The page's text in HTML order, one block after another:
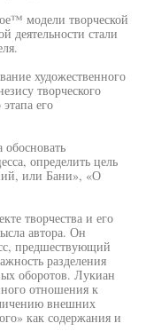
модели творческой
деятельности стали
художественного
творческого
его
определить цель
или Бани», «О
творчества и его
автора. Он
предшествующий
разделения
оборотов. Лукиан
отношения к
внешних
как содержания и